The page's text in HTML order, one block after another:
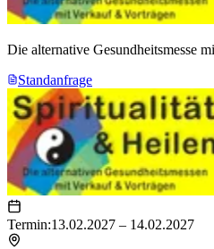
Die alternative Gesundheitsmesse
Standanfrage
Termin:13.02.2027 – 14.02.2027